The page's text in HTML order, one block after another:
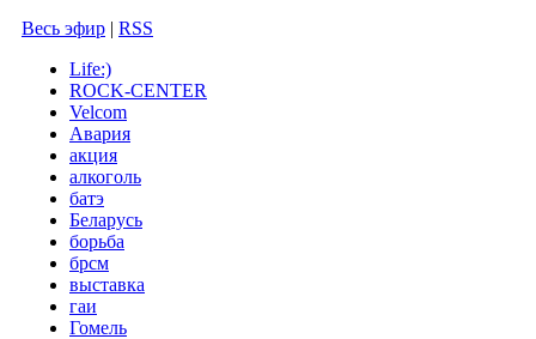
Весь эфир | RSS
Life:)
ROCK-CENTER
Velcom
Авария
акция
алкоголь
батэ
Беларусь
борьба
брсм
выставка
гаи
Гомель